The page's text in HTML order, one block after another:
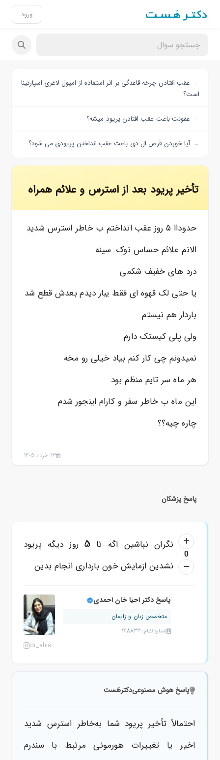
ورود
عقب افتادن چرخه قاعدگی بر اثر استفاده از امپول لاغری اسپارتینا
است؟
عفونت باعث عقب افتادن پریود میشه؟
آیا خوردن قرص ال دی باعث عقب انداختن پریودی می شود؟
تأخیر پریود بعد از استرس و علائم همراه
حدوداا ۵ روز عقب انداختم ب خاطر استرس شدید
الانم علائم حساس نوک. سینه
درد های خفیف شکمی
یا حتی لک قهوه ای فقط یبار دیدم بعدش قطع شد
باردار هم نیستم
ولی پلی کیستک دارم
نمیدونم چی کار کنم بیاد خیلی رو مخه
هر ماه سر تایم منظم بود
این ماه ب خاطر سفر و کارام اینجور شدم
چاره چیه؟؟
13 خرداد 1405
پاسخ پزشکان
0
نگران نباشین اگه تا5روز دیگه پریود
نشدین ازمایش خون بارداری انجام بدین
پاسخ دکتر احیا خان احمدی
متخصص زنان و زایمان
شماره نظام: 128833
dr_ahia
پاسخ هوش مصنوعیدکترهَست
احتمالاً تأخیر پریود شما به‌خاطر استرس شدید
اخیر یا تغییرات هورمونی مرتبط با سندرم